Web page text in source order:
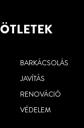
ÖTLETEK
BARKÁCSOLÁS
JAVÍTÁS
RENOVÁCIÓ
VÉDELEM